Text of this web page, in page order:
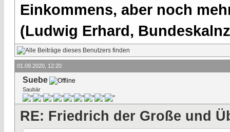
Einkommens, aber noch
(Ludwig Erhard,
01.09.2020, 12:20
Suebe
Saubär
RE: Friedrich der Große und